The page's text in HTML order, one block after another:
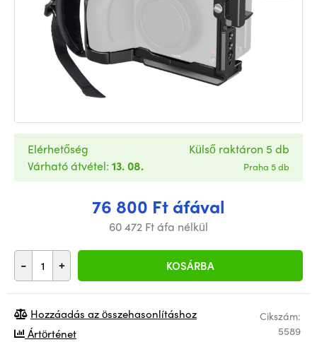
76 800 Ft áfával
60 472 Ft áfa nélkül
- + KOSÁRBA
Elérhetőség
Várható átvétel: 13. 08.
Külső raktáron 5 db
Praha 5 db
Cikszám:
5589
Hozzáadás az összehasonlításhoz
Ártörténet